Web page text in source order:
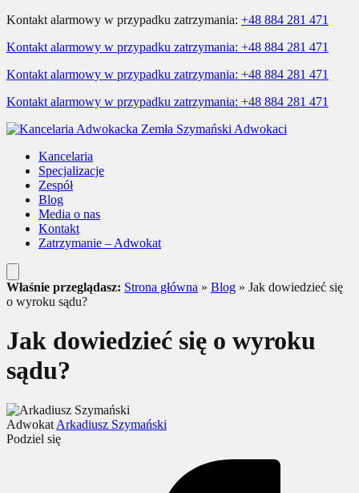
Kontakt alarmowy w przypadku zatrzymania: +48 884 281 471
Kontakt alarmowy w przypadku zatrzymania: +48 884 281 471
Kontakt alarmowy w przypadku zatrzymania: +48 884 281 471
Kontakt alarmowy w przypadku zatrzymania: +48 884 281 471
Kancelaria
Specjalizacje
Zespół
Blog
Media o nas
Kontakt
Zatrzymanie – Adwokat
Właśnie przeglądasz: Strona główna » Blog » Jak dowiedzieć się
o wyroku sądu?
Jak dowiedzieć się o wyroku
sądu?
Adwokat Arkadiusz Szymański
Podziel się